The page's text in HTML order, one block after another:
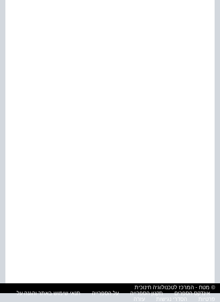
© מטח - המרכז לטכנולוגיה חינוכית
אינדקס הספרים
תקנון הספרייה על הספרייה
תנאי שימוש באתר והגנה על
פרטיות
הסדרי נגישות עזרה